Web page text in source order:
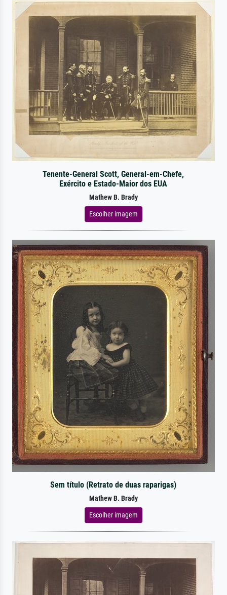
Tenente-General Scott, General-em-Chefe,
Exército e Estado-Maior dos EUA
Mathew B. Brady
Escolher imagem
Sem título (Retrato de duas raparigas)
Mathew B. Brady
Escolher imagem